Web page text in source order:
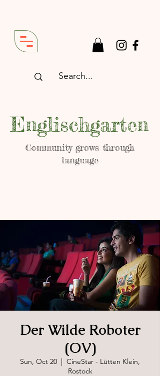
Englischgarten
Community grows through
language
Der Wilde Roboter
(OV)
Sun, Oct 20
  |
CineStar - Lütten Klein,
Rostock